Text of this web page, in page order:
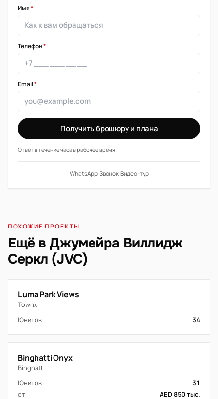
Имя*
Телефон*
Email*
Получить брошюру и плана
Ответ в течение часа в рабочее время.
WhatsApp·Звонок·Видео-тур
ПОХОЖИЕ ПРОЕКТЫ
Ещё в Джумейра Виллидж
Серкл (JVC)
Luma Park Views
Townx
Юнитов
34
Binghatti Onyx
Binghatti
Юнитов
31
от
AED 850 тыс.